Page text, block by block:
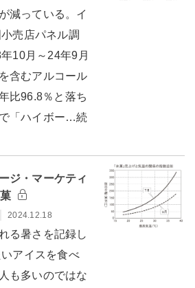
減っている。イ
売店パネル調
10月～24年9月
含むアルコール
比96.8％と落ち
「ハイボー…続
ジ・マーケティ
2024.12.18
る暑さを記録し
アイスを食べ
も多いのではな